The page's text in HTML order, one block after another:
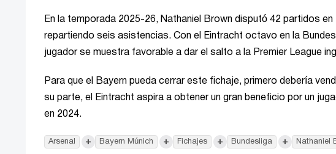
En la temporada 2025-26, Nathaniel Brown disputó 42 partidos
repartiendo seis asistencias. Con el Eintracht octavo en la
jugador se muestra favorable a dar el salto a la Premier League
Para que el Bayern pueda cerrar este fichaje, primero debería
su parte, el Eintracht aspira a obtener un gran beneficio por un
en 2024.
Arsenal + Bayern Múnich + Fichajes + Bundesliga + Nathaniel